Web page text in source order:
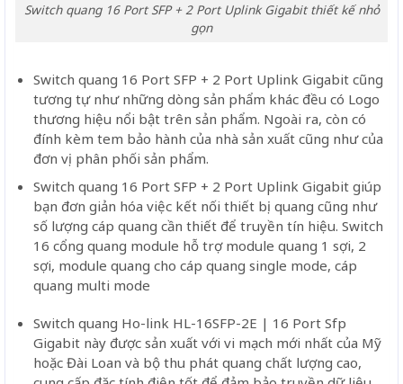
Switch quang 16 Port SFP + 2 Port Uplink Gigabit thiết kế nhỏ
gọn
Switch quang 16 Port SFP + 2 Port Uplink Gigabit cũng
tương tự như những dòng sản phẩm khác đều có Logo
thương hiệu nổi bật trên sản phẩm. Ngoài ra, còn có
đính kèm tem bảo hành của nhà sản xuất cũng như của
đơn vị phân phối sản phẩm.
Switch quang 16 Port SFP + 2 Port Uplink Gigabit giúp
bạn đơn giản hóa việc kết nối thiết bị quang cũng như
số lượng cáp quang cần thiết để truyền tín hiệu. Switch
16 cổng quang module hỗ trợ module quang 1 sợi, 2
sợi, module quang cho cáp quang single mode, cáp
quang multi mode
Switch quang Ho-link HL-16SFP-2E | 16 Port Sfp
Gigabit này được sản xuất với vi mạch mới nhất của Mỹ
hoặc Đài Loan và bộ thu phát quang chất lượng cao,